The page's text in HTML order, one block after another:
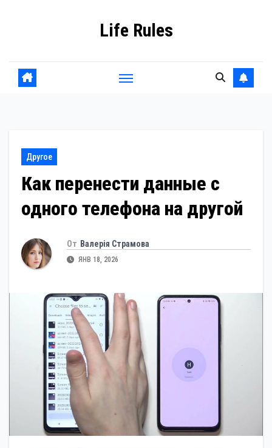
Life Rules
Другое
Как перенести данные с
одного телефона на другой
От Валерія Страмова
ЯНВ 18, 2026